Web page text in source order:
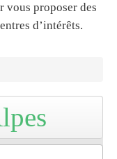
Les espèces
Pro
vous proposer des
d’intérêts.